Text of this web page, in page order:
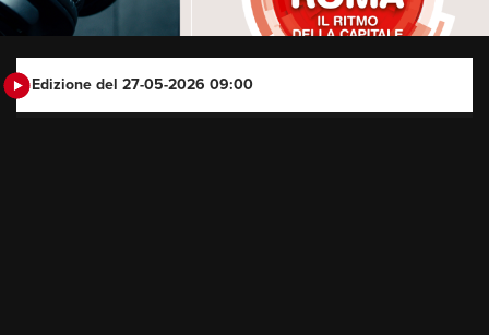
Edizione del 27-05-2026 09:00